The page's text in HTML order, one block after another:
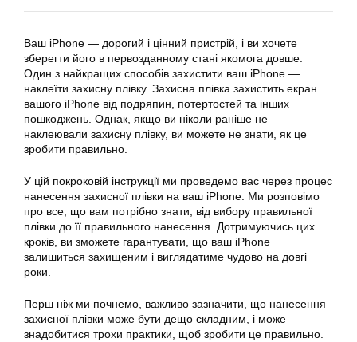
Ваш iPhone — дорогий і цінний пристрій, і ви хочете
зберегти його в первозданному стані якомога довше.
Один з найкращих способів захистити ваш iPhone —
наклеїти захисну плівку. Захисна плівка захистить екран
вашого iPhone від подряпин, потертостей та інших
пошкоджень. Однак, якщо ви ніколи раніше не
наклеювали захисну плівку, ви можете не знати, як це
зробити правильно.
У цій покроковій інструкції ми проведемо вас через процес
нанесення захисної плівки на ваш iPhone. Ми розповімо
про все, що вам потрібно знати, від вибору правильної
плівки до її правильного нанесення. Дотримуючись цих
кроків, ви зможете гарантувати, що ваш iPhone
залишиться захищеним і виглядатиме чудово на довгі
роки.
Перш ніж ми почнемо, важливо зазначити, що нанесення
захисної плівки може бути дещо складним, і може
знадобитися трохи практики, щоб зробити це правильно.